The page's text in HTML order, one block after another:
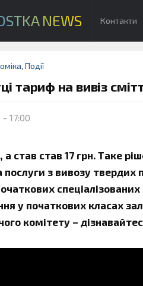
NEWS Контакти
, Події
тариф на вивіз
- 17:00
а став став 17 грн. Таке
з вивозу твердих
у початкових класах
комітету –